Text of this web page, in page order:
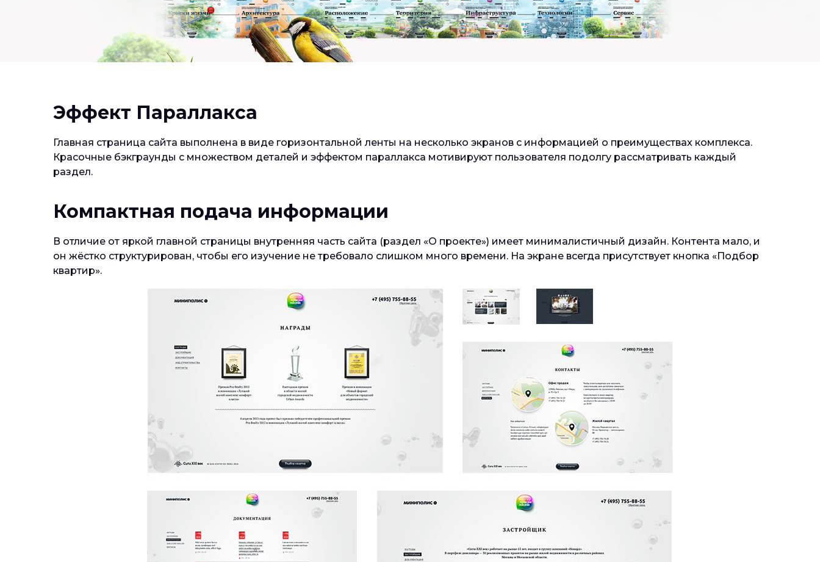
Эффект Параллакса
Главная страница сайта выполнена в виде горизонтальной ленты на несколько экранов с информацией о преимуществах комплекса.
Красочные бэкграунды с множеством деталей и эффектом параллакса мотивируют пользователя подолгу рассматривать каждый
раздел.
Компактная подача информации
В отличие от яркой главной страницы внутренняя часть сайта (раздел «О проекте») имеет минималистичный дизайн. Контента мало, и
он жёстко структурирован, чтобы его изучение не требовало слишком много времени. На экране всегда присутствует кнопка «Подбор
квартир».